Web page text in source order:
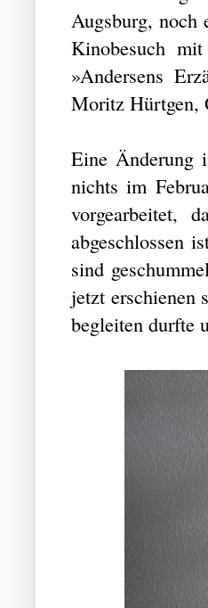
Augsburg, noch
Kinobesuch
»Andersens
Moritz Hürtgen,
Eine Änderung
nichts im
vorgearbeitet,
abgeschlossen
sind
jetzt erschienen
begleiten durfte